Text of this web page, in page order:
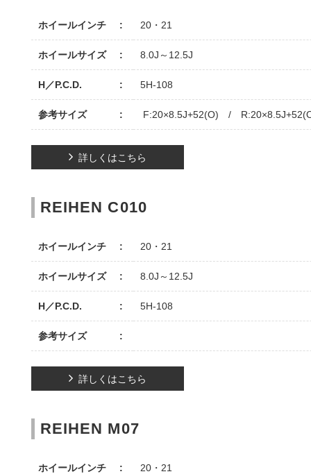
ホイールインチ 20・21
ホイールサイズ 8.0J～12.5J
H／P.C.D. 5H-108
参考サイズ F:20×8.5J+52(O) /
詳しくはこちら
REIHEN C010
ホイールインチ 20・21
ホイールサイズ 8.0J～12.5J
H／P.C.D. 5H-108
参考サイズ
詳しくはこちら
REIHEN M07
ホイールインチ 20・21